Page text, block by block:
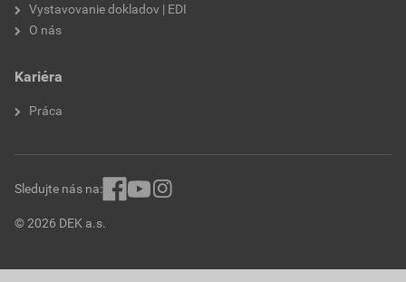
Vystavovanie dokladov | EDI
O nás
Kariéra
Práca
© 2026 DEK a.s.
Sledujte nás na: